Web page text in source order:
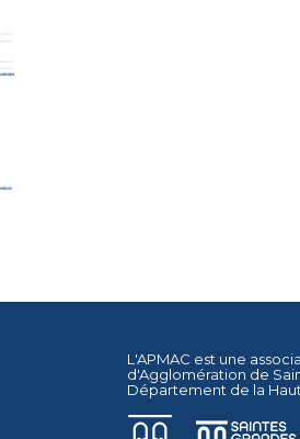
L'APMAC est une
d'Agglomération de
Département de la